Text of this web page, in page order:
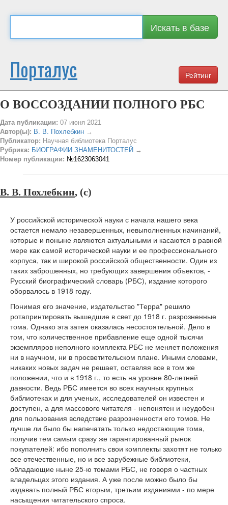
Искать в базе
Рейтинг
Порталус
О ВОССОЗДАНИИ ПОЛНОГО РБС
Дата публикации: 07 июня 2021
Автор(ы): В. В. Похлебкин →
Публикатор: Научная библиотека Порталус
Рубрика: БИОГРАФИИ ЗНАМЕНИТОСТЕЙ →
Номер публикации: №1623063041
В. В. Похлебкин, (c)
У российской исторической науки с начала нашего века
остается немало незавершенных, невыполненных начинаний,
которые и поныне являются актуальными и касаются в равной
мере как самой исторической науки и ее профессионального
корпуса, так и широкой российской общественности. Один из
таких заброшенных, но требующих завершения объектов, -
Русский биографический словарь (РБС), издание которого
оборвалось в 1918 году.
Понимая его значение, издательство "Терра" решило
ротапринтировать вышедшие в свет до 1918 г. разрозненные
тома. Однако эта затея оказалась несостоятельной. Дело в
том, что количественное прибавление еще одной тысячи
экземпляров неполного комплекта РБС не меняет положения
ни в научном, ни в просветительском плане. Иными словами,
никаких новых задач не решает, оставляя все в том же
положении, что и в 1918 г., то есть на уровне 80-летней
давности. Ведь РБС имеется во всех научных крупных
библиотеках и для ученых, исследователей он известен и
доступен, а для массового читателя - непонятен и неудобен
для пользования вследствие разрозненности его томов. Не
лучше ли было бы напечатать только недостающие тома,
получив тем самым сразу же гарантированный рынок
покупателей: ибо пополнить свои комплекты захотят не только
все отечественные, но и все зарубежные библиотеки,
обладающие ныне 25-ю томами РБС, не говоря о частных
владельцах этого издания. А уже после можно было бы
издавать полный РБС вторым, третьим изданиями - по мере
насыщения читательского спроса.